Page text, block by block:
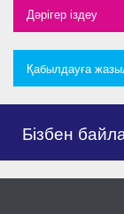
Дәрігер іздеу
Қабылдауға
Бізбен